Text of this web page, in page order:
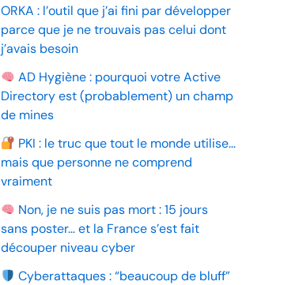
ORKA : l’outil que j’ai fini par développer
parce que je ne trouvais pas celui dont
j’avais besoin
AD Hygiène : pourquoi votre Active
Directory est (probablement) un champ
de mines
PKI : le truc que tout le monde utilise…
mais que personne ne comprend
vraiment
Non, je ne suis pas mort : 15 jours
sans poster… et la France s’est fait
découper niveau cyber
Cyberattaques : “beaucoup de bluff”